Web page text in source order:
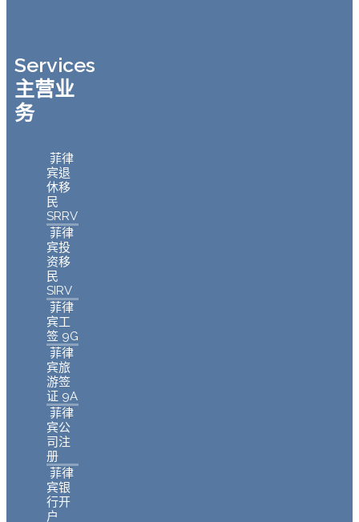
Services
主营业
务
菲律
宾退
休移
民
SRRV
菲律
宾投
资移
民
SIRV
菲律
宾工
签 9G
菲律
宾旅
游签
证 9A
菲律
宾公
司注
册
菲律
宾银
行开
户